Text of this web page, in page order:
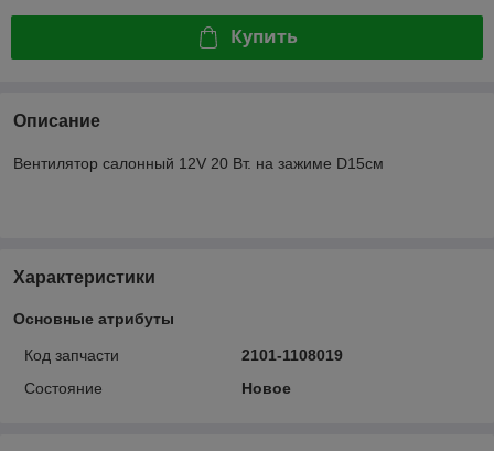
Купить
Описание
Вентилятор салонный 12V 20 Вт. на зажиме D15см
Характеристики
Основные атрибуты
Код запчасти
2101-1108019
Состояние
Новое